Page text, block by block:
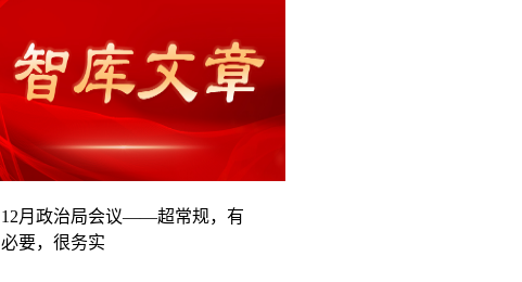
12月政治局会议——超常规，有
必要，很务实